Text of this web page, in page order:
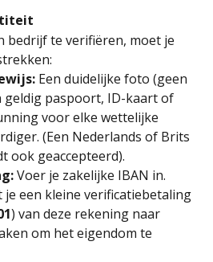
bedrijf te verifiëren, moet je
Een duidelijke foto (geen
geldig paspoort, ID-kaart of
voor elke wettelijke
(Een Nederlands of Brits
ook geaccepteerd).
Voer je zakelijke IBAN in.
je een kleine verificatiebetaling
) van deze rekening naar
om het eigendom te